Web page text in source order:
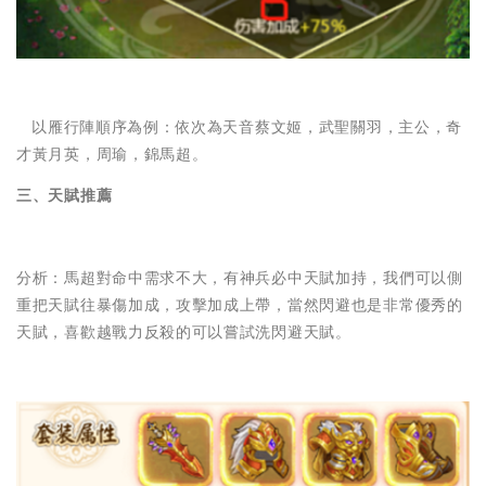
以雁行陣順序為例：依次為天音蔡文姬，武聖關羽，主公，奇
才黃月英，周瑜，錦馬超。
三、天賦推薦
分析：馬超對命中需求不大，有神兵必中天賦加持，我們可以側
重把天賦往暴傷加成，攻擊加成上帶，當然閃避也是非常優秀的
天賦，喜歡越戰力反殺的可以嘗試洗閃避天賦。